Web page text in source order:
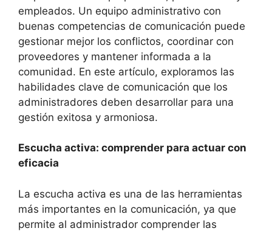
empleados. Un equipo administrativo con
buenas competencias de comunicación puede
gestionar mejor los conflictos, coordinar con
proveedores y mantener informada a la
comunidad. En este artículo, exploramos las
habilidades clave de comunicación que los
administradores deben desarrollar para una
gestión exitosa y armoniosa.
Escucha activa: comprender para actuar con
eficacia
La escucha activa es una de las herramientas
más importantes en la comunicación, ya que
permite al administrador comprender las